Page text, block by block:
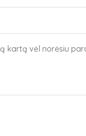
kartą vėl norėsiu